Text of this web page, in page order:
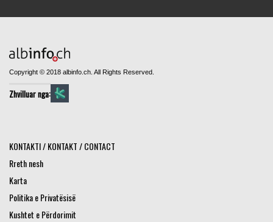
Copyright © 2018 albinfo.ch. All Rights Reserved.
Zhvilluar nga:
KONTAKTI / KONTAKT / CONTACT
Rreth nesh
Karta
Politika e Privatësisë
Kushtet e Përdorimit